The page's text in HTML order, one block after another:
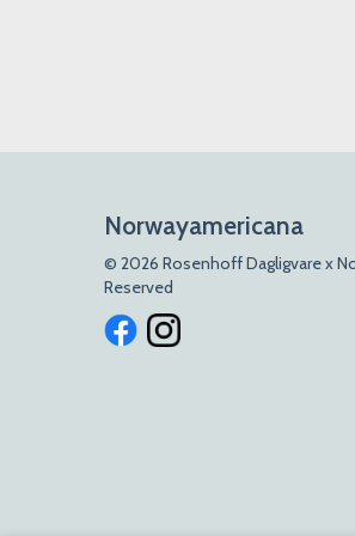
Norwayamericana
© 2026 Rosenhoff Dagligvare x
Reserved